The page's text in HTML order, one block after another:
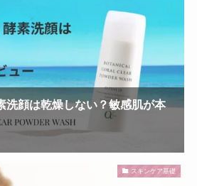
洗顔は乾燥しない？敏感肌が本
スキンケア基礎